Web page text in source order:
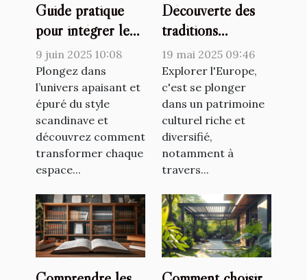
Guide pratique
pour intégrer le
style scandinave
dans chaque pièce
de la maison
9 juin 2025 10:08
Plongez dans
l’univers apaisant et
épuré du style
scandinave et
découvrez comment
transformer chaque
espace...
Découverte des
traditions
culinaires lors de
voyages en
Europe
19 mai 2025 09:46
Explorer l'Europe,
c'est se plonger
dans un patrimoine
culturel riche et
diversifié,
notamment à
travers...